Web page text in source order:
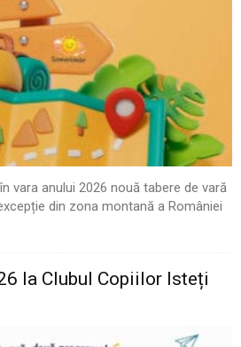
vara anului 2026 nouă tabere de vară
din zona montană a României
la Clubul Copiilor Isteți